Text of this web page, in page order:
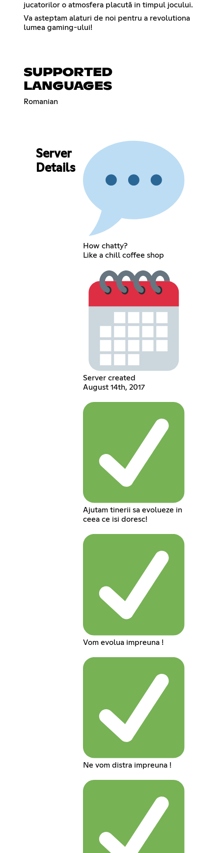
jucatorilor o atmosfera placută in timpul jocului.
Va asteptam alaturi de noi pentru a revolutiona
lumea gaming-ului!
SUPPORTED
LANGUAGES
Romanian
Server
Details
How chatty?
Like a chill coffee shop
Server created
August 14th, 2017
Ajutam tinerii sa evolueze in
ceea ce isi doresc!
Vom evolua impreuna !
Ne vom distra impreuna !